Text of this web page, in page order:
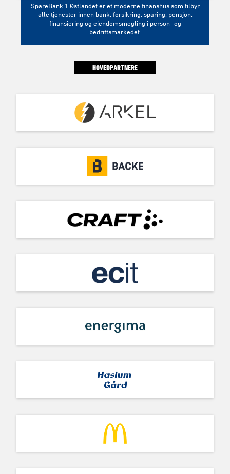
SpareBank 1 Østlandet er et moderne finanshus som tilbyr
alle tjenester innen bank, forsikring, sparing, pensjon,
finansiering og eiendomsmegling i person- og
bedriftsmarkedet.
HOVEDPARTNERE